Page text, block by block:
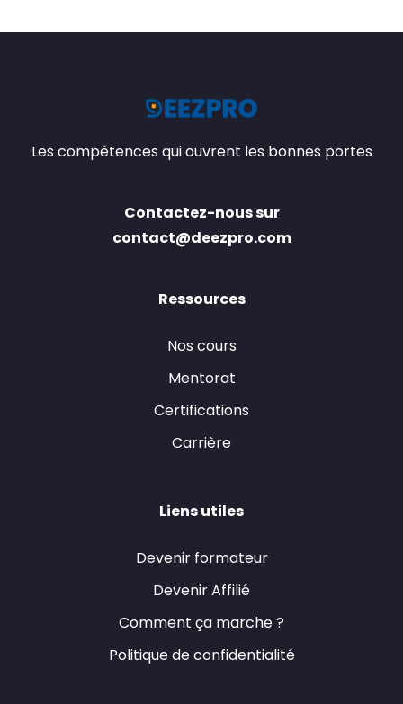
Les compétences qui ouvrent les bonnes portes
Contactez-nous sur
contact@deezpro.com
Ressources
Nos cours
Mentorat
Certifications
Carrière
Liens utiles
Devenir formateur
Devenir Affilié
Comment ça marche ?
Politique de confidentialité